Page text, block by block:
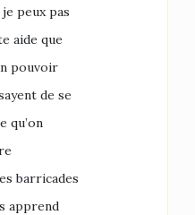
peux pas
aide que
pouvoir
de se
qu’on
barricades
apprend